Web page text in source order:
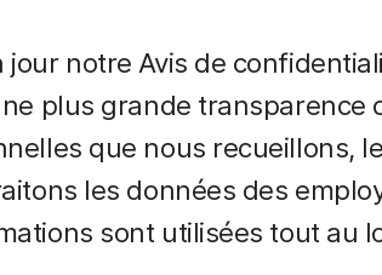
jour notre Avis de
plus grande transparence
que nous recueillons,
les données des
sont utilisées tout au